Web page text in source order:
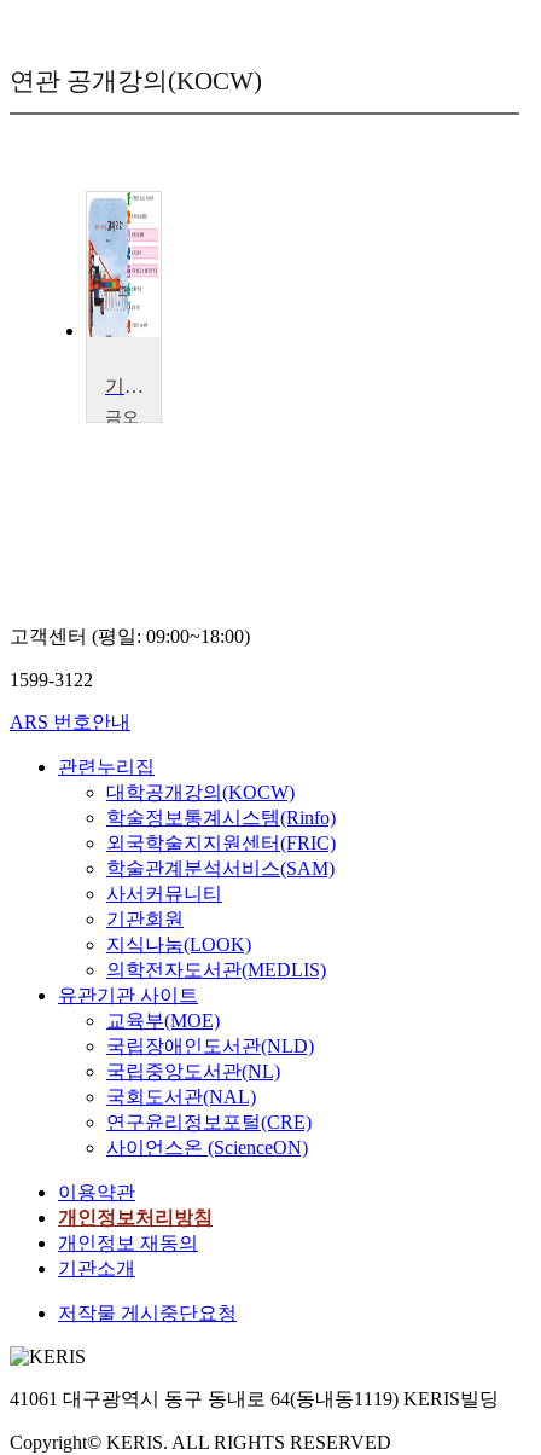
연관 공개강의(KOCW)
기사문제풀이를 통한 고체역학 개념 다지기
금오
고객센터 (평일: 09:00~18:00)
1599-3122
ARS 번호안내
관련누리집
대학공개강의(KOCW)
학술정보통계시스템(Rinfo)
외국학술지지원센터(FRIC)
학술관계분석서비스(SAM)
사서커뮤니티
기관회원
지식나눔(LOOK)
의학전자도서관(MEDLIS)
유관기관 사이트
교육부(MOE)
국립장애인도서관(NLD)
국립중앙도서관(NL)
국회도서관(NAL)
연구윤리정보포털(CRE)
사이언스온 (ScienceON)
이용약관
개인정보처리방침
개인정보 재동의
기관소개
저작물 게시중단요청
41061 대구광역시 동구 동내로 64(동내동1119) KERIS빌딩
Copyright© KERIS. ALL RIGHTS RESERVED